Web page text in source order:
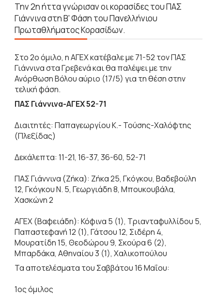
Την 2η ήττα γνώρισαν οι κορασίδες του ΠΑΣ
Γιάννινα στη Β' Φάση του Πανελλήνιου
Πρωταθλήματος Κορασίδων.
Στο 2ο όμιλο, η ΑΓΕΧ κατέβαλε με 71-52 τον ΠΑΣ
Γιάννινα στα Γρεβενά και θα παλέψει με την
Ανόρθωση Βόλου αύριο (17/5) για τη θέση στην
τελική φάση.
ΠΑΣ Γιάννινα-ΑΓΕΧ 52-71
Διαιτητές: Παπαγεωργίου Κ.- Τούσης-Χαλόφτης
(Πλεξίδας)
Δεκάλεπτα: 11-21, 16-37, 36-60, 52-71
ΠΑΣ Γιάννινα (Ζήκα): Ζήκα 25, Γκόγκου, Βαδεβούλη
12, Γκόγκου Ν. 5, Γεωργιάδη 8, Μπουκουβάλα,
Χασκώνη 2
ΑΓΕΧ (Βαφειάδη): Κόφινα 5 (1), Τριανταφυλλίδου 5,
Παπαστεφανή 12 (1), Γάτσου 12, Σιδέρη 4,
Μουρατίδη 15, Θεοδώρου 9, Σκούρα 6 (2),
Μπαρδάκα, Αθηναίου 3 (1), Χαλικοπούλου
Τα αποτελέσματα του Σαββάτου 16 Μαΐου:
1ος όμιλος